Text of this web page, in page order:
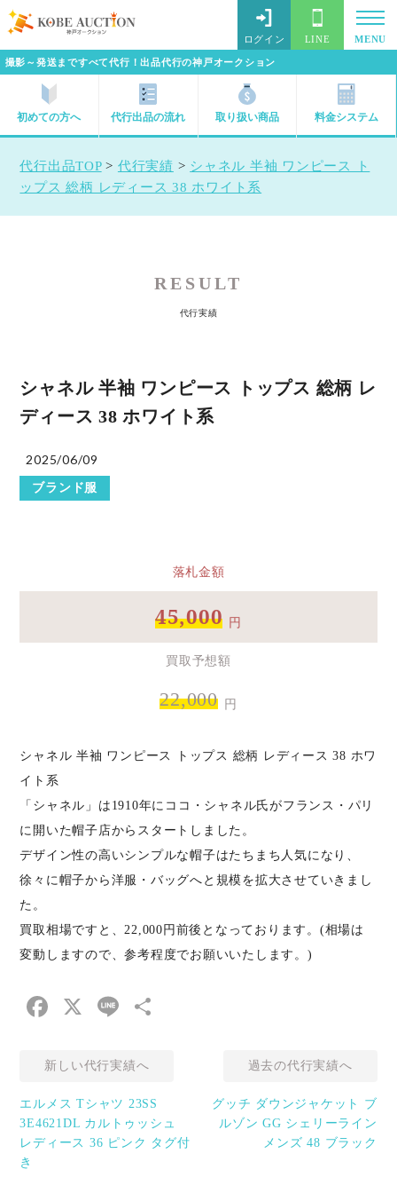
撮影～発送まですべて代行！出品代行の神戸オークション
ログイン LINE MENU
初めての方へ 代行出品の流れ 取り扱い商品 料金システム
代行出品TOP> 代行実績 > シャネル 半袖 ワンピース ト
ップス 総柄 レディース 38 ホワイト系
RESULT
代行実績
シャネル 半袖 ワンピース トップス 総柄 レ
ディース 38 ホワイト系
2025/06/09
ブランド服
落札金額
45,000 円
買取予想額
22,000 円
シャネル 半袖 ワンピース トップス 総柄 レディース 38 ホワ
イト系
「シャネル」は1910年にココ・シャネル氏がフランス・パリ
に開いた帽子店からスタートしました。
デザイン性の高いシンプルな帽子はたちまち人気になり、
徐々に帽子から洋服・バッグへと規模を拡大させていきまし
た。
買取相場ですと、22,000円前後となっております。(相場は
変動しますので、参考程度でお願いいたします。)
Facebook
X Line
新しい代行実績へ
エルメス Tシャツ 23SS
3E4621DL カルトゥッシュ
レディース 36 ピンク タグ付
き
過去の代行実績へ
グッチ ダウンジャケット ブ
ルゾン GG シェリーライン
メンズ 48 ブラック